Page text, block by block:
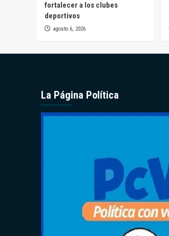
fortalecer a los clubes
deportivos
agosto 6, 2026
La Página Política